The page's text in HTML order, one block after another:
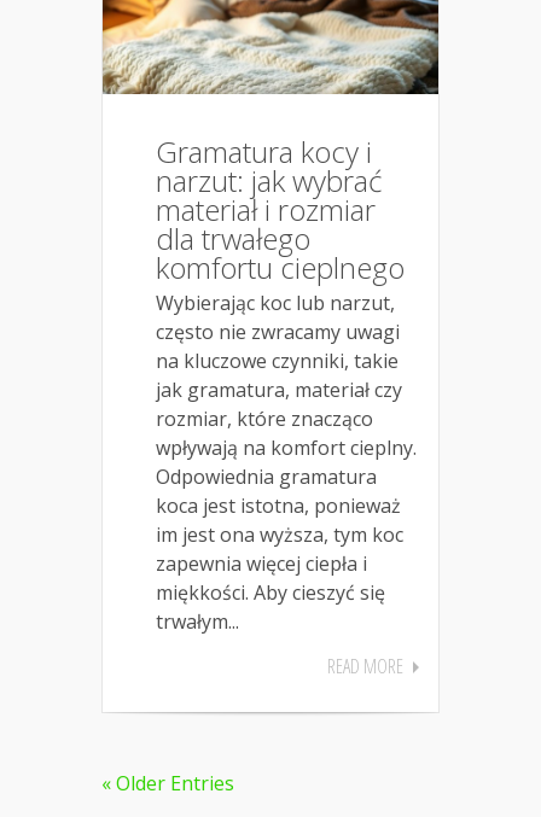
Gramatura kocy i
narzut: jak wybrać
materiał i rozmiar
dla trwałego
komfortu cieplnego
Wybierając koc lub narzut,
często nie zwracamy uwagi
na kluczowe czynniki, takie
jak gramatura, materiał czy
rozmiar, które znacząco
wpływają na komfort cieplny.
Odpowiednia gramatura
koca jest istotna, ponieważ
im jest ona wyższa, tym koc
zapewnia więcej ciepła i
miękkości. Aby cieszyć się
trwałym...
READ MORE
« Older Entries